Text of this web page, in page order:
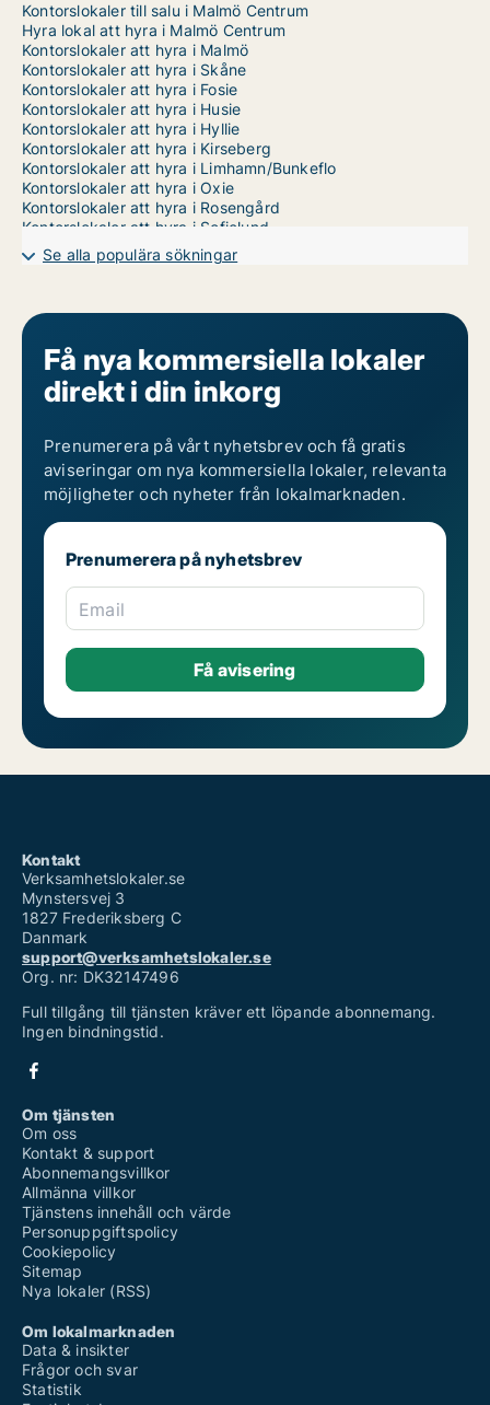
Kontorslokaler till salu i Malmö Centrum
Hyra lokal att hyra i Malmö Centrum
Kontorslokaler att hyra i Malmö
Kontorslokaler att hyra i Skåne
Kontorslokaler att hyra i Fosie
Kontorslokaler att hyra i Husie
Kontorslokaler att hyra i Hyllie
Kontorslokaler att hyra i Kirseberg
Kontorslokaler att hyra i Limhamn/Bunkeflo
Kontorslokaler att hyra i Oxie
Kontorslokaler att hyra i Rosengård
Kontorslokaler att hyra i Sofielund
Se alla populära sökningar
Få nya kommersiella lokaler
direkt i din inkorg
Prenumerera på vårt nyhetsbrev och få gratis
aviseringar om nya kommersiella lokaler, relevanta
möjligheter och nyheter från lokalmarknaden.
Prenumerera på nyhetsbrev
Email
Kontakt
Verksamhetslokaler.se
Mynstersvej 3
1827 Frederiksberg C
Danmark
support@verksamhetslokaler.se
Org. nr: DK32147496
Full tillgång till tjänsten kräver ett löpande abonnemang.
Ingen bindningstid.
Om tjänsten
Om oss
Kontakt & support
Abonnemangsvillkor
Allmänna villkor
Tjänstens innehåll och värde
Personuppgiftspolicy
Cookiepolicy
Sitemap
Nya lokaler (RSS)
Om lokalmarknaden
Data & insikter
Frågor och svar
Statistik